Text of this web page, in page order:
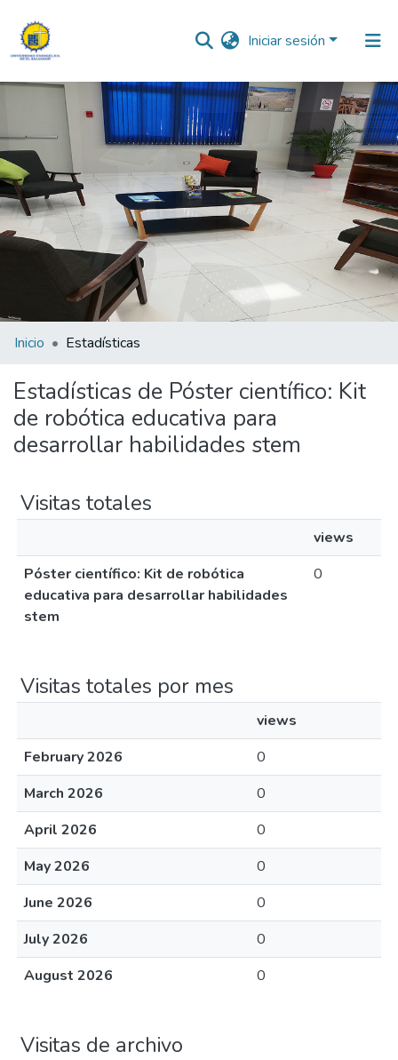
Iniciar sesión
Comunidades
Todo DSpace
Inicio Estadísticas
Estadísticas de Póster científico: Kit
de robótica educativa para
desarrollar habilidades stem
Visitas totales
views
Póster científico: Kit de robótica
educativa para desarrollar habilidades
stem
0
Visitas totales por mes
views
February 2026
0
March 2026
0
April 2026
0
May 2026
0
June 2026
0
July 2026
0
August 2026
0
Visitas de archivo